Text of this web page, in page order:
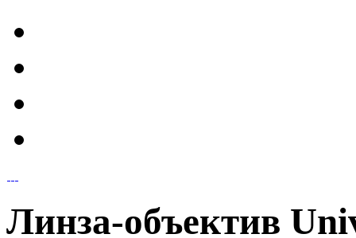
Линза-объектив